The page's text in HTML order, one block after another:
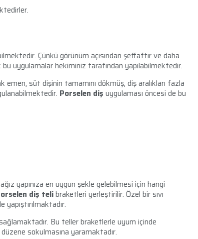
Çünkü görünüm açısından şeffaftır ve daha
uygulamalar hekiminiz tarafından yapılabilmektedir.
emen, süt dişinin tamamını dökmüş, diş aralıkları fazla
Porselen diş uygulaması öncesi de bu
yapınıza en uygun şekle gelebilmesi için hangi
diş telibraketleri yerleştirilir. Özel bir sıvı
yapıştırılmaktadır.
Bu teller braketlerle uyum içinde
sokulmasına yaramaktadır.